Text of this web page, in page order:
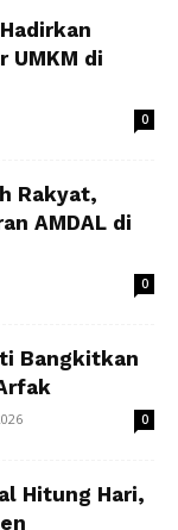
UMKM di
0
Rakyat,
AMDAL di
0
Bangkitkan
0
Hitung Hari,